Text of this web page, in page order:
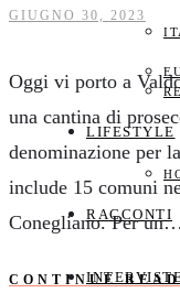
LIFESTYLE
RACCONTI
GIUGNO 30, 2023
Oggi vi porto a
una cantina di
denominazione per
include 15 comuni
Conegliano. Per un…
CONTINUE